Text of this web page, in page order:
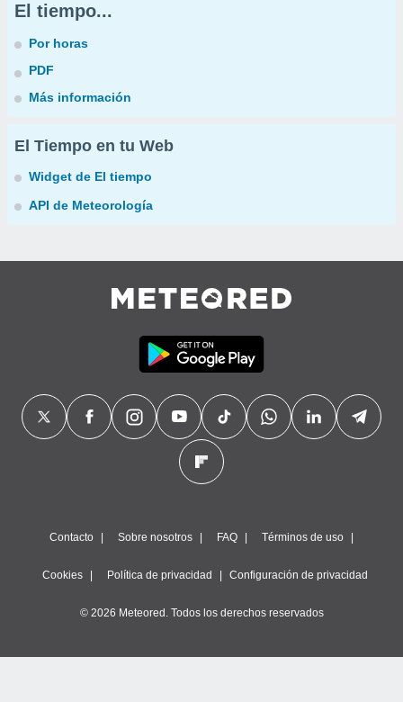
El tiempo...
Por horas
PDF
Más información
El Tiempo en tu Web
Widget de El tiempo
API de Meteorología
Contacto Sobre nosotros FAQ Términos de uso
Cookies Política de privacidad Configuración de privacidad
© 2026 Meteored. Todos los derechos reservados